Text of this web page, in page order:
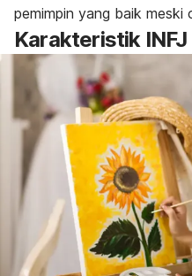
pemimpin yang baik meski
Karakteristik INFJ